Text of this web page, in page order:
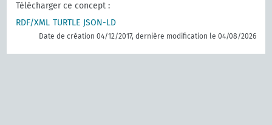
Télécharger ce concept :
RDF/XML TURTLE JSON-LD
Date de création 04/12/2017, dernière modification le 04/08/2026